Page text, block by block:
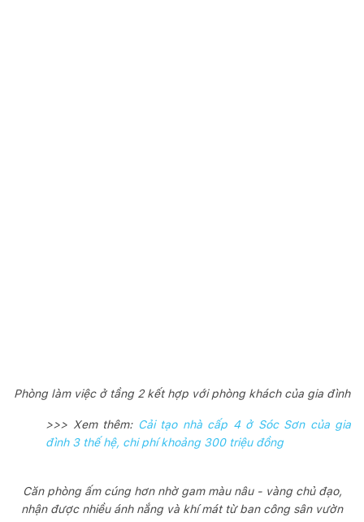
Phòng làm việc ở tầng 2 kết hợp với phòng khách của gia đình
>>> Xem thêm: Cải tạo nhà cấp 4 ở Sóc Sơn của gia
đình 3 thế hệ, chi phí khoảng 300 triệu đồng
Căn phòng ấm cúng hơn nhờ gam màu nâu - vàng chủ đạo,
nhận được nhiều ánh nắng và khí mát từ ban công sân vườn